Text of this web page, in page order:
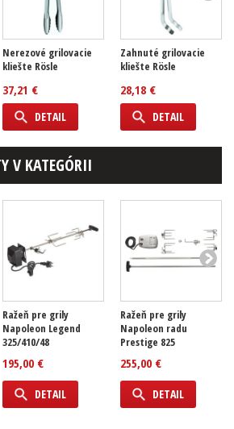
Nerezové grilovacie
kliešte Rösle
37,21 €
DETAIL
Zahnuté grilovacie
kliešte Rösle
28,18 €
DETAIL
V KATEGÓRII
Ražeň pre grily
Napoleon Legend
325/410/48
195,00 €
DETAIL
Ražeň pre grily
Napoleon radu
Prestige 825
255,00 €
DETAIL